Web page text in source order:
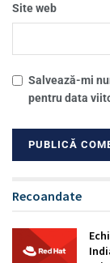
Site web
Salvează-mi
pentru data
Recoandate